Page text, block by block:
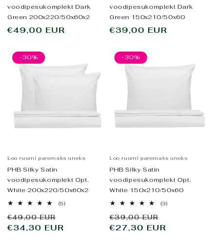
voodipesukomplekt Dark
Green 200x220/50x60x2
Tavahind
€49,00 EUR
voodipesukomplekt Dark
Green 150x210/50x60
Tavahind
€39,00 EUR
-30%
Loo ruumi paremaks uneks
PHB Silky Satin
voodipesukomplekt Opt.
White 200x220/50x60x2
(5)5
Tavahind
€49,00 EUR
Allahindluse
hind
€34,30 EUR
-30%
Loo ruumi paremaks uneks
PHB Silky Satin
voodipesukomplekt Opt.
White 150x210/50x60
(3)3
Tavahind
€39,00 EUR
hind
€27,30 EUR